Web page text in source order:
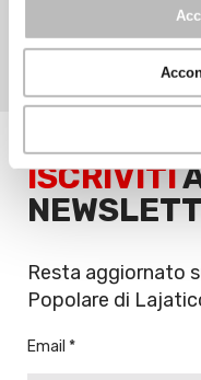
SICUREZZA INFORMATICA
DISCONOSCIMENTO
ISCRIVITI
Resta aggiornato
Popolare di
Email